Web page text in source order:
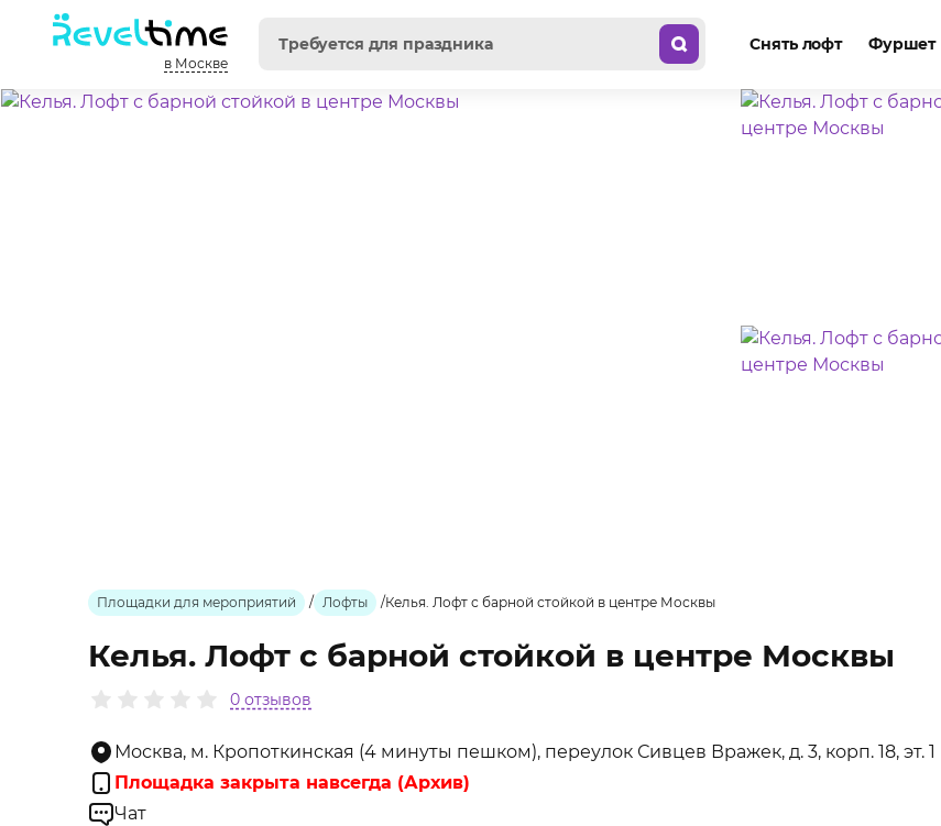
в Москве
Снять лофт Фуршет
Площадки для мероприятий / Лофты /Келья. Лофт с барной стойкой в центре Москвы
Келья. Лофт с барной стойкой в центре Москвы
0 отзывов
Москва, м. Кропоткинская (4 минуты пешком), переулок Сивцев Вражек, д. 3, корп. 18, эт. 1
Площадка закрыта навсегда (Архив)
Чат